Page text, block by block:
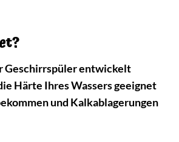
Geschirrspüler entwickelt
Härte Ihres Wassers geeignet
und Kalkablagerungen